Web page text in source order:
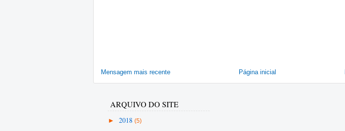
Mensagem mais recente Página inicial
ARQUIVO DO SITE
► 2018 (5)